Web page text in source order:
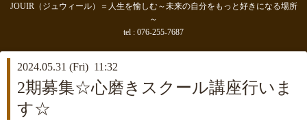
JOUIR（ジュウィール）＝人生を愉しむ～未来の自分をもっと好きになる場所
～
tel : 076-255-7687
2024.05.31 (Fri) 11:32
2期募集☆心磨きスクール講座行いま
す☆